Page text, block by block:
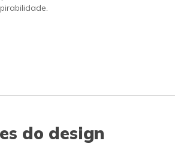
do design